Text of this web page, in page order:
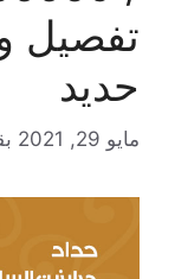
تفصيل
حديد
مايو 29, 2021